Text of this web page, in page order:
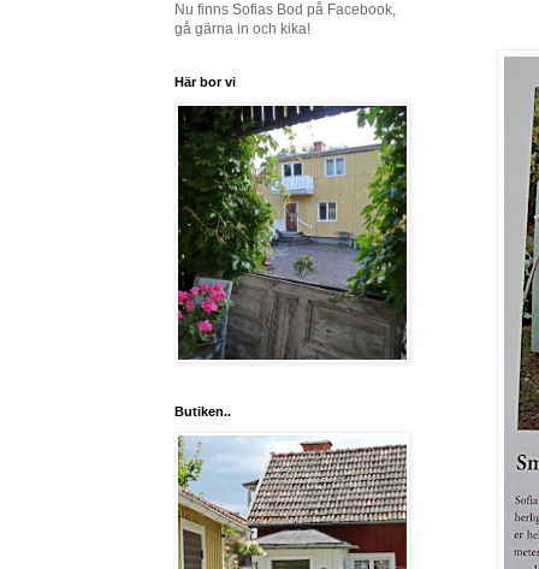
Nu finns Sofias Bod på Facebook,
gå gärna in och kika!
Här bor vi
Butiken..